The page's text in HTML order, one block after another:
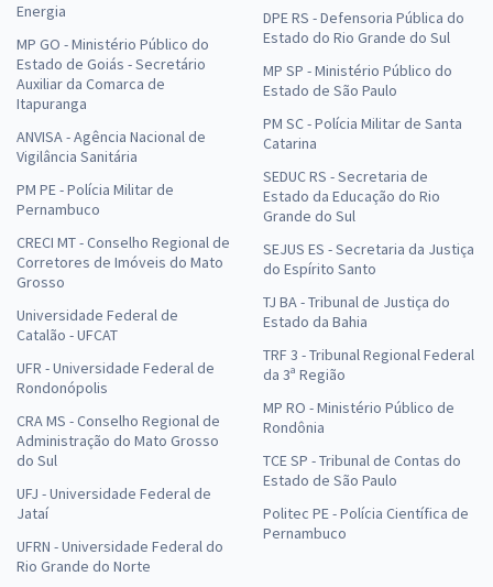
Energia
MP GO - Ministério Público do
Estado de Goiás - Secretário
Auxiliar da Comarca de
Itapuranga
ANVISA - Agência Nacional de
Vigilância Sanitária
PM PE - Polícia Militar de
Pernambuco
CRECI MT - Conselho Regional de
Corretores de Imóveis do Mato
Grosso
Universidade Federal de
Catalão - UFCAT
UFR - Universidade Federal de
Rondonópolis
CRA MS - Conselho Regional de
Administração do Mato Grosso
do Sul
UFJ - Universidade Federal de
Jataí
UFRN - Universidade Federal do
Rio Grande do Norte
DPE RS - Defensoria Pública do
Estado do Rio Grande do Sul
MP SP - Ministério Público do
Estado de São Paulo
PM SC - Polícia Militar de Santa
Catarina
SEDUC RS - Secretaria de
Estado da Educação do Rio
Grande do Sul
SEJUS ES - Secretaria da Justiça
do Espírito Santo
TJ BA - Tribunal de Justiça do
Estado da Bahia
TRF 3 - Tribunal Regional Federal
da 3ª Região
MP RO - Ministério Público de
Rondônia
TCE SP - Tribunal de Contas do
Estado de São Paulo
Politec PE - Polícia Científica de
Pernambuco